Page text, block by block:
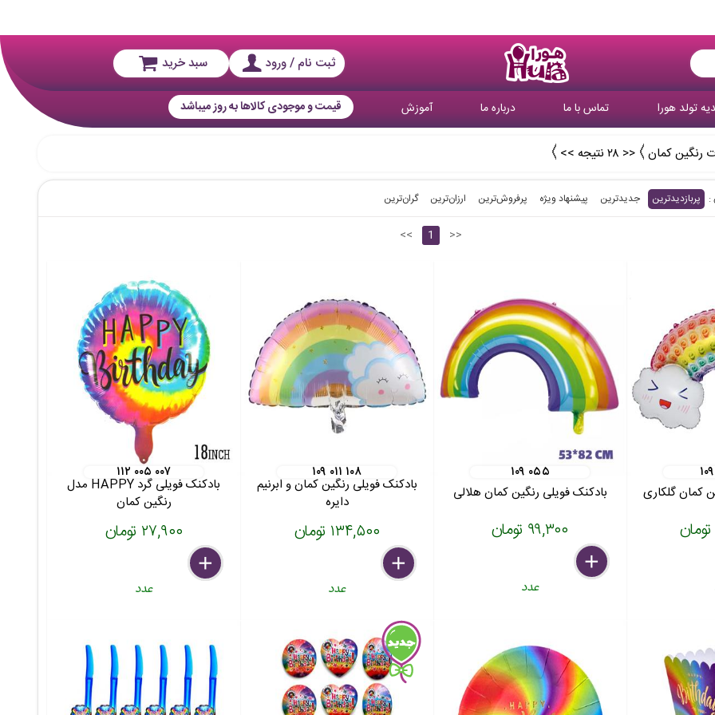
ثبت نام / ورود سبد خرید
تولد هورا تماس با ما درباره ما آموزش قیمت و موجودی کالاها به روز میباشد
رنگین کمان << ۲۸ نتیجه >>
پربازدیدترین جدیدترین پیشنهاد ویژه پرفروش‌ترین‌ ارزان‌ترین گران‌ترین
<< 1 >>
کمان گلکاری
۱۰۹ ۰۵۵
بادکنک فویلی رنگین کمان هلالی
۹۹,۳۰۰ تومان
delete
remove
add
عدد
۱۰۹ ۰۱۱ ۱۰۸
بادکنک فویلی رنگین کمان و ابرنیم
دایره
۱۳۴,۵۰۰ تومان
delete
remove
add
عدد
۱۱۲ ۰۰۵ ۰۰۷
بادکنک فویلی گرد HAPPY مدل
رنگین کمان
۲۷,۹۰۰ تومان
delete
remove
add
عدد